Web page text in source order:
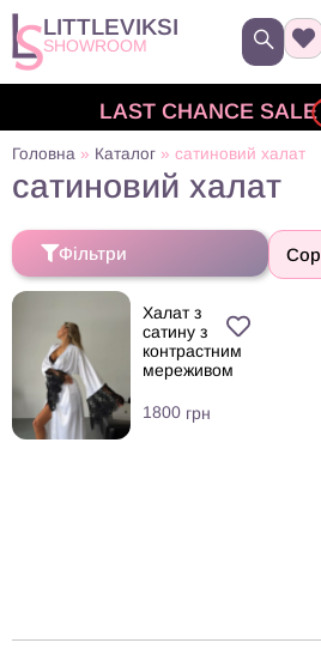
LITTLEVIKSI
SHOWROOM
LAST CHANCE SALE
Головна » Каталог » сатиновий халат
сатиновий халат
Фільтри
Халат з
сатину з
контрастним
мереживом
1800 грн